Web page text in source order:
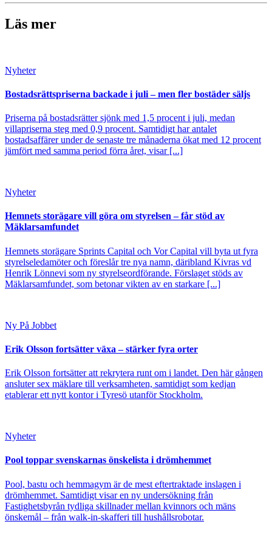
Läs mer
Nyheter
Bostadsrättspriserna backade i juli – men fler bostäder säljs
Priserna på bostadsrätter sjönk med 1,5 procent i juli, medan
villapriserna steg med 0,9 procent. Samtidigt har antalet
bostadsaffärer under de senaste tre månaderna ökat med 12 procent
jämfört med samma period förra året, visar [...]
Nyheter
Hemnets storägare vill göra om styrelsen – får stöd av
Mäklarsamfundet
Hemnets storägare Sprints Capital och Vor Capital vill byta ut fyra
styrelseledamöter och föreslår tre nya namn, däribland Kivras vd
Henrik Lönnevi som ny styrelseordförande. Förslaget stöds av
Mäklarsamfundet, som betonar vikten av en starkare [...]
Ny På Jobbet
Erik Olsson fortsätter växa – stärker fyra orter
Erik Olsson fortsätter att rekrytera runt om i landet. Den här gången
ansluter sex mäklare till verksamheten, samtidigt som kedjan
etablerar ett nytt kontor i Tyresö utanför Stockholm.
Nyheter
Pool toppar svenskarnas önskelista i drömhemmet
Pool, bastu och hemmagym är de mest eftertraktade inslagen i
drömhemmet. Samtidigt visar en ny undersökning från
Fastighetsbyrån tydliga skillnader mellan kvinnors och mäns
önskemål – från walk-in-skafferi till hushållsrobotar.